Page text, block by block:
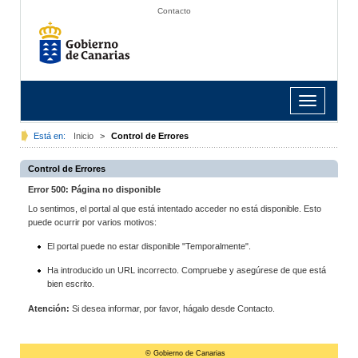
Contacto
Toggle
navigation
Está en: Inicio > Control de Errores
Control de Errores
Error 500: Página no disponible
Lo sentimos, el portal al que está intentado acceder no está disponible. Esto
puede ocurrir por varios motivos:
El portal puede no estar disponible "Temporalmente".
Ha introducido un URL incorrecto. Compruebe y asegúrese de que está
bien escrito.
Atención: Si desea informar, por favor, hágalo desde Contacto.
© Gobierno de Canarias